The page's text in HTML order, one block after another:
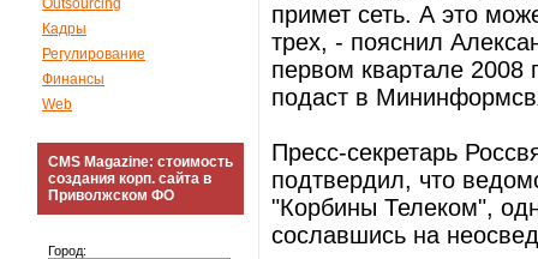
Outsourcing
Кадры
Регулирование
Финансы
Web
CMS Magazine: стоимость
создания корп. сайта в
Приволжском ФО
Город:
примет сеть. А это
трех, - пояснил
первом квартале 2008
подаст в
Пресс-секретарь
подтвердил, что
"Корбины Телеком",
сославшись на